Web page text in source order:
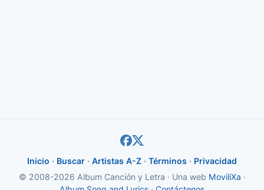
Inicio · Buscar · Artistas A-Z · Términos · Privacidad
© 2008-2026 Album Canción y Letra · Una web MoviliXa ·